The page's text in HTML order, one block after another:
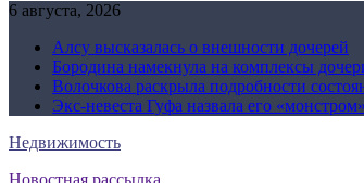
6 августа, 2026
Алсу высказалась о внешности дочерей
Бородина намекнула на комплексы
Волочкова раскрыла подробности
Экс-невеста Гуфа назвала его
Недвижимость
Новостная рассылка